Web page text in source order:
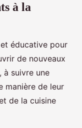
à la
éducative pour
de nouveaux
à suivre une
manière de leur
de la cuisine